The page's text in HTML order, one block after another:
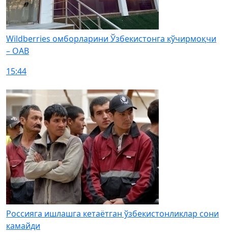
Wildberries омборларини Ўзбекистонга кўчирмоқчи
– ОАВ
15:44
Россияга ишлашга кетаётган ўзбекистонликлар сони
камайди